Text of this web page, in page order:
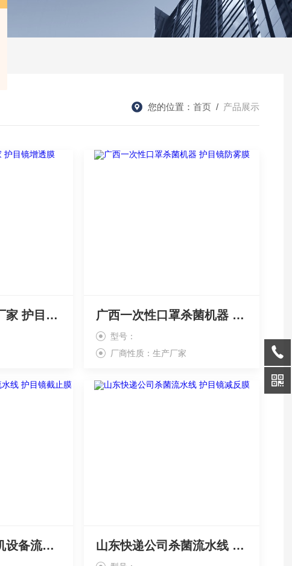
您的位置： 首页 / 产品展示
福建口罩消毒机厂家 护目镜增透膜 广西一次性口罩杀菌机器 护目镜防雾膜
型号：
厂商性质：生产厂家
黑龙江消毒杀菌机设备流水线 护目镜截止膜 山东快递公司杀菌流水线 护目镜减反膜